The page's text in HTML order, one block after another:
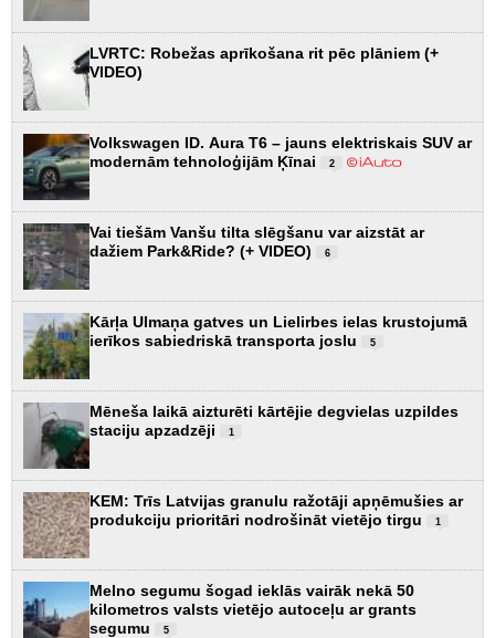
LVRTC: Robežas aprīkošana rit pēc plāniem (+
VIDEO)
Volkswagen ID. Aura T6 – jauns elektriskais SUV ar
modernām tehnoloģijām Ķīnai
2
Vai tiešām Vanšu tilta slēgšanu var aizstāt ar
dažiem Park&Ride? (+ VIDEO)
6
Kārļa Ulmaņa gatves un Lielirbes ielas krustojumā
ierīkos sabiedriskā transporta joslu
5
Mēneša laikā aizturēti kārtējie degvielas uzpildes
staciju apzadzēji
1
KEM: Trīs Latvijas granulu ražotāji apņēmušies ar
produkciju prioritāri nodrošināt vietējo tirgu
1
Melno segumu šogad ieklās vairāk nekā 50
kilometros valsts vietējo autoceļu ar grants
segumu
5